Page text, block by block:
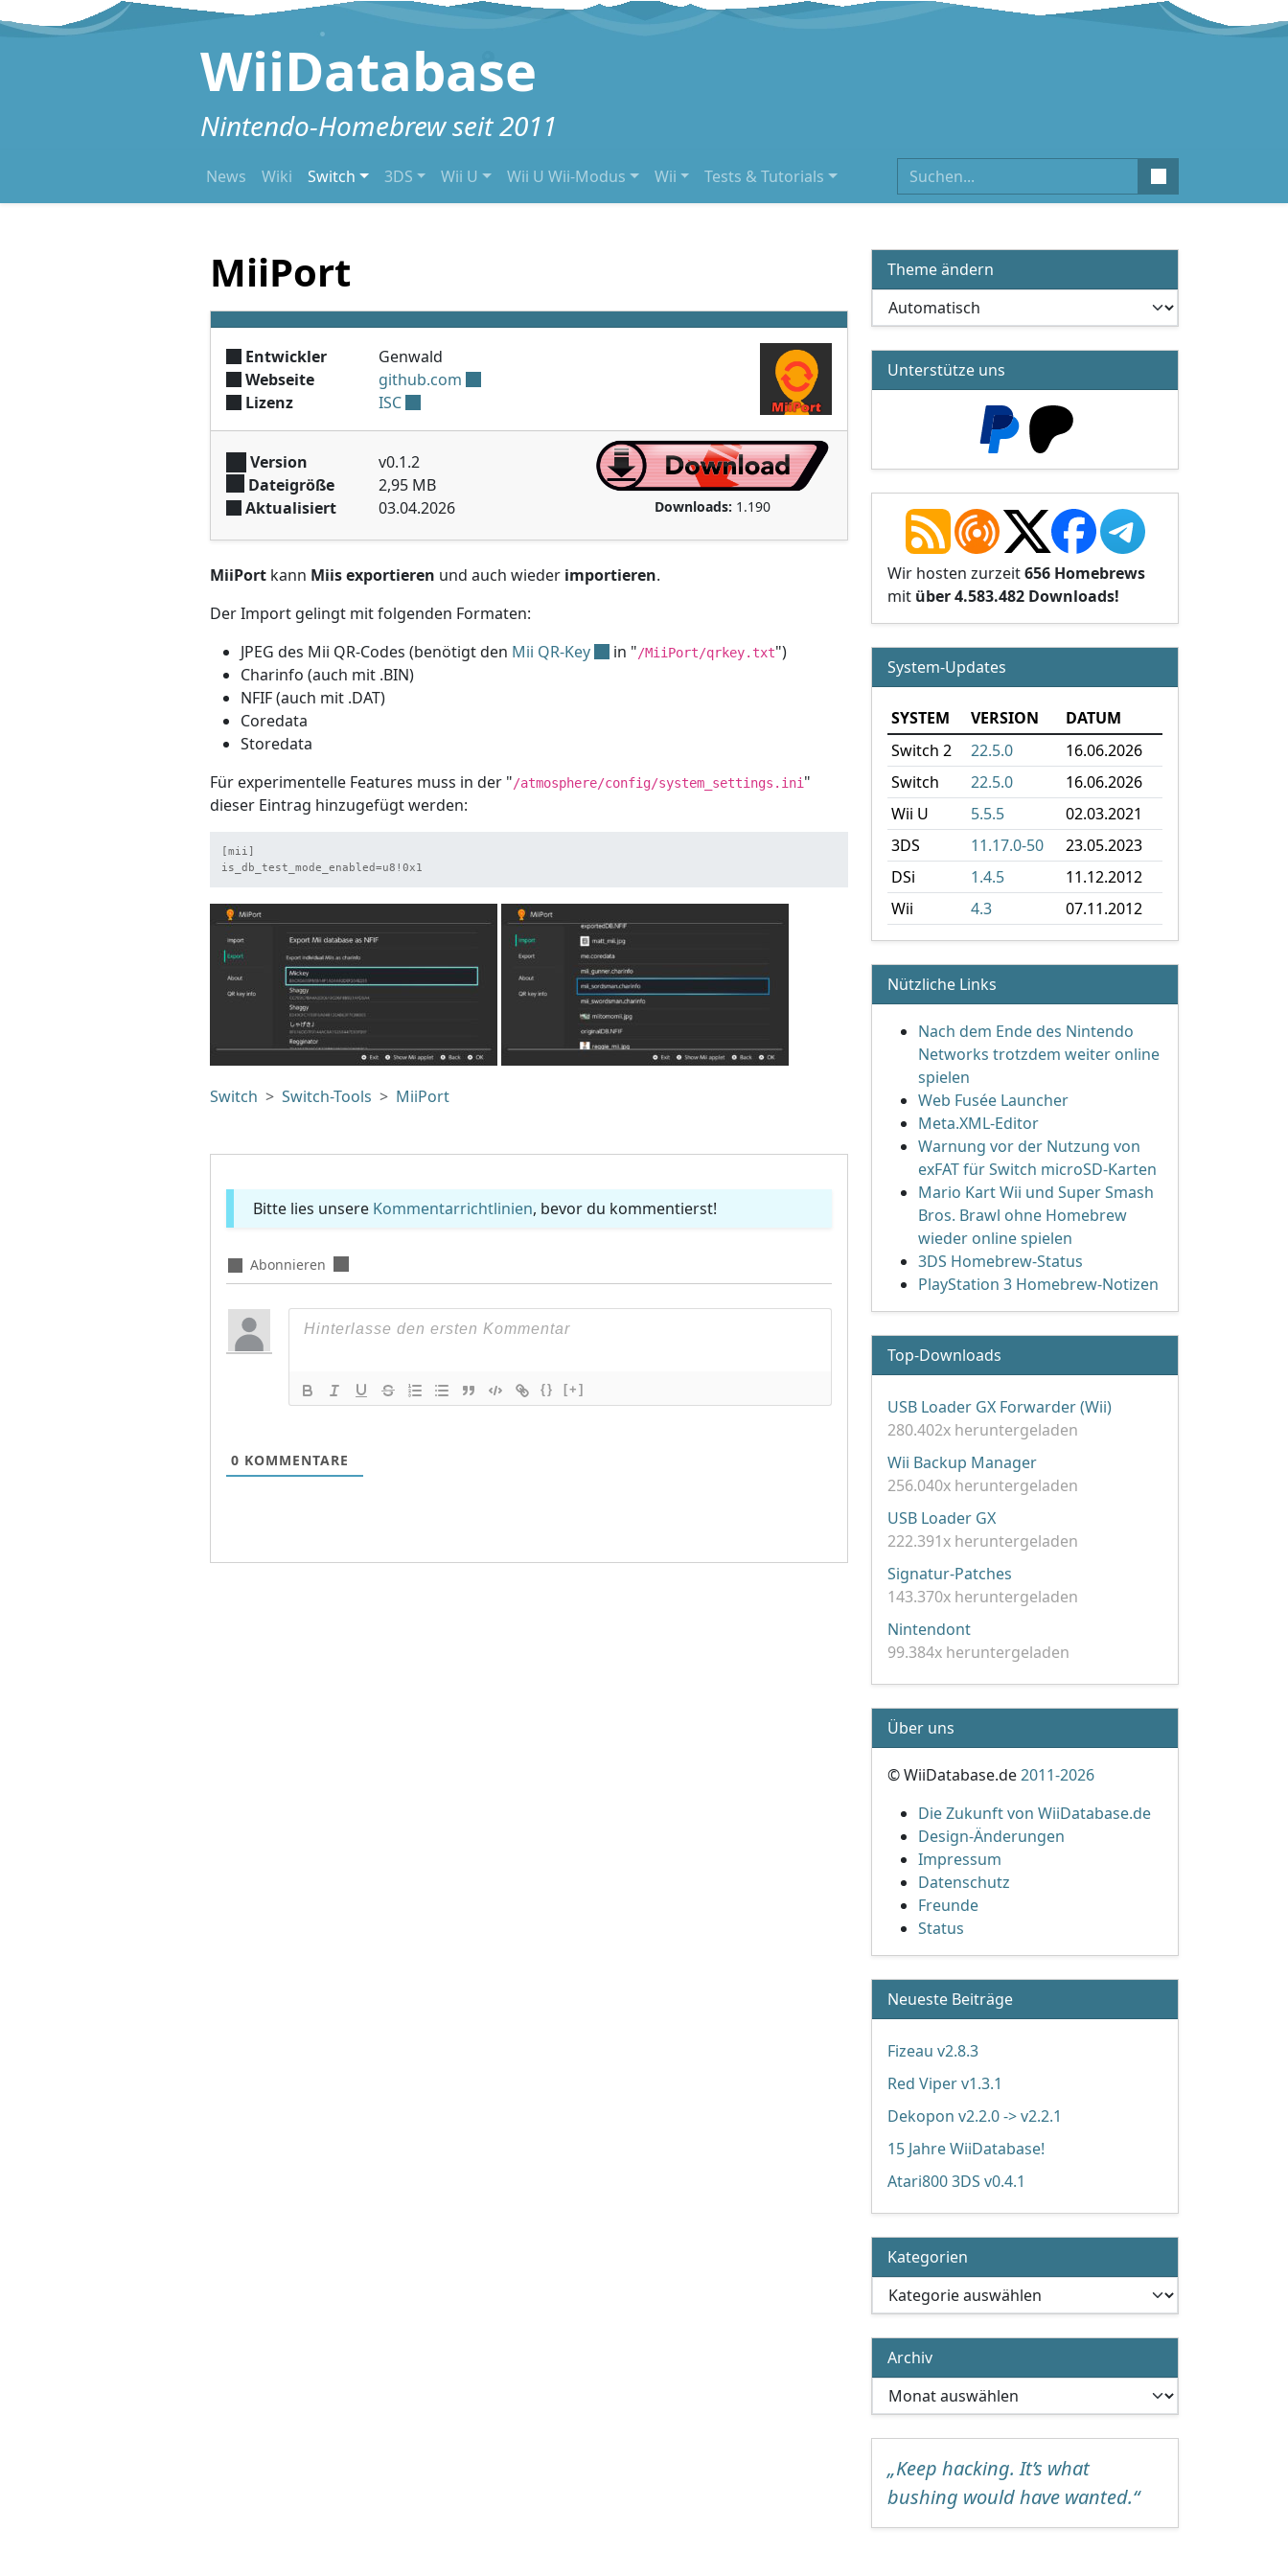
Zum Inhalt springen
WiiDatabase
Nintendo-Homebrew seit 2011
News Wiki Switch 3DS Wii U Wii U Wii-Modus Wii Tests & Tutorials Suchen
MiiPort
Entwickler
Genwald
Webseite
github.com
Lizenz
ISC
Version
v0.1.2
Dateigröße
2,95 MB
Aktualisiert
03.04.2026 Downloads: 1.190
MiiPort kann Miis exportieren und auch wieder importieren.
Der Import gelingt mit folgenden Formaten:
JPEG des Mii QR-Codes (benötigt den Mii QR-Key in "/MiiPort/qrkey.txt")
Charinfo (auch mit .BIN)
NFIF (auch mit .DAT)
Coredata
Storedata
Für experimentelle Features muss in der "/atmosphere/config/system_settings.ini "
dieser Eintrag hinzugefügt werden:
[mii]
is_db_test_mode_enabled=u8!0x1
Switch Switch-Tools MiiPort
Bitte lies unsere Kommentarrichtlinien, bevor du kommentierst!
Abonnieren
{} [+]
0 KOMMENTARE
Theme ändern
Unterstütze uns
Wir hosten zurzeit656 Homebrews
mit über 4.583.482 Downloads!
System-Updates
SYSTEM VERSION
DATUM
Switch 2
22.5.0
16.06.2026
Switch
22.5.0
16.06.2026
Wii U
5.5.5
02.03.2021
3DS
11.17.0-50
23.05.2023
DSi
1.4.5
11.12.2012
Wii
4.3 07.11.2012
Nützliche Links
Nach dem Ende des Nintendo
Networks trotzdem weiter online
spielen
Web Fusée Launcher
Meta.XML-Editor
Warnung vor der Nutzung von
exFAT für Switch microSD-Karten
Mario Kart Wii und Super Smash
Bros. Brawl ohne Homebrew
wieder online spielen
3DS Homebrew-Status
PlayStation 3 Homebrew-Notizen
Top-Downloads
USB Loader GX Forwarder (Wii)
280.402x heruntergeladen
Wii Backup Manager
256.040x heruntergeladen
USB Loader GX
222.391x heruntergeladen
Signatur-Patches
143.370x heruntergeladen
Nintendont
99.384x heruntergeladen
Über uns
© WiiDatabase.de2011-2026
Die Zukunft von WiiDatabase.de
Design-Änderungen
Impressum
Datenschutz
Freunde
Status
Neueste Beiträge
Fizeau v2.8.3
Red Viper v1.3.1
Dekopon v2.2.0 -> v2.2.1
15 Jahre WiiDatabase!
Atari800 3DS v0.4.1
Kategorien
Kategorien
Archiv
Archiv
„Keep hacking. It’s what
bushing would have wanted.“